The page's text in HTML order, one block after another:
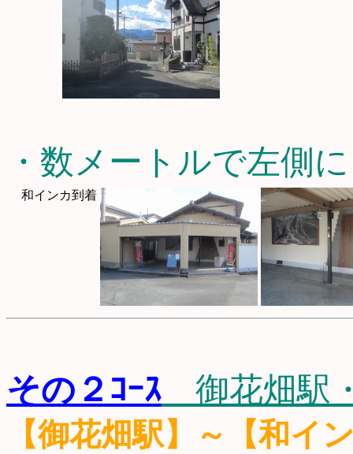
・数メートルで左側
和インカ到着
その２ｺｰｽ 御花畑駅
【御花畑駅】～【和イ